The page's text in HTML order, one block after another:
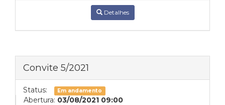
Detalhes
Convite 5/2021
Status: Em andamento
Abertura: 03/08/2021 09:00